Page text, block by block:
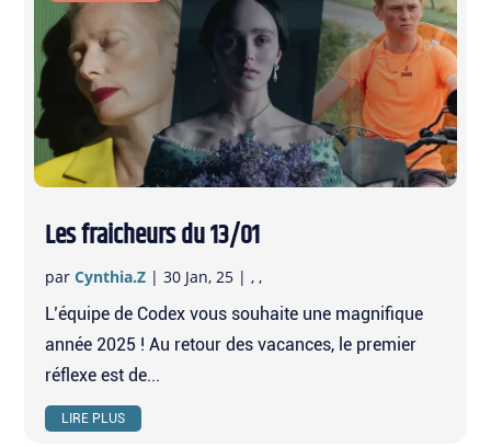
Les fraicheurs du 13/01
parCynthia.Z |30 Jan, 25 |,,
L’équipe de Codex vous souhaite une magnifique
année 2025 ! Au retour des vacances, le premier
réflexe est de...
LIRE PLUS